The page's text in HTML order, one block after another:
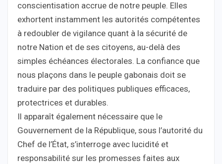
conscientisation accrue de notre peuple. Elles
exhortent instamment les autorités compétentes
à redoubler de vigilance quant à la sécurité de
notre Nation et de ses citoyens, au-delà des
simples échéances électorales. La confiance que
nous plaçons dans le peuple gabonais doit se
traduire par des politiques publiques efficaces,
protectrices et durables.
Il apparaît également nécessaire que le
Gouvernement de la République, sous l’autorité du
Chef de l’État, s’interroge avec lucidité et
responsabilité sur les promesses faites aux